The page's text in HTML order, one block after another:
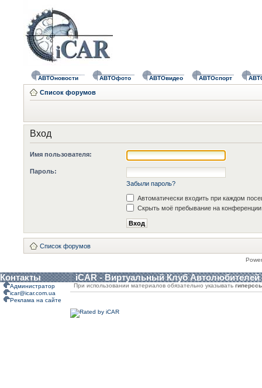
АВТОновости АВТОфото АВТОвидео АВТОспорт
Список форумов
Вход
Имя пользователя:
Пароль:
Забыли пароль?
Автоматически входить при каждом
Скрыть моё пребывание на конференции
Список форумов
Контакты iCAR - Виртуальный Клуб Автолюбителей
Администратор
icar@icar.com.ua
Реклама на сайте
При использовании материалов обязательно указывать